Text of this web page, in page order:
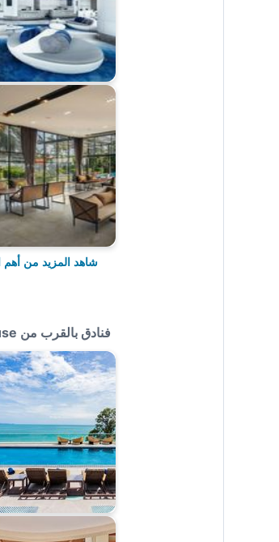
شاهد المزيد من أهم
فنادق بالقرب من Golden Cliff House